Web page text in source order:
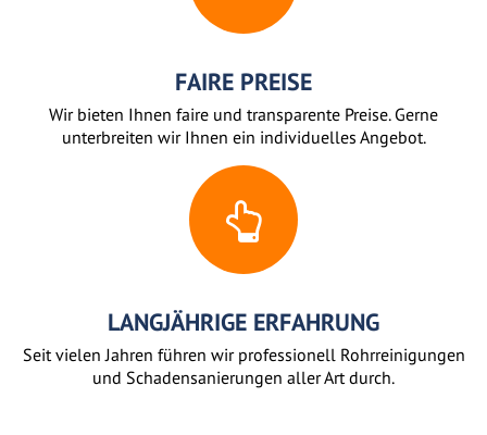
FAIRE PREISE
Wir bieten Ihnen faire und transparente Preise. Gerne
unterbreiten wir Ihnen ein individuelles Angebot.
LANGJÄHRIGE ERFAHRUNG
Seit vielen Jahren führen wir professionell Rohrreinigungen
und Schadensanierungen aller Art durch.